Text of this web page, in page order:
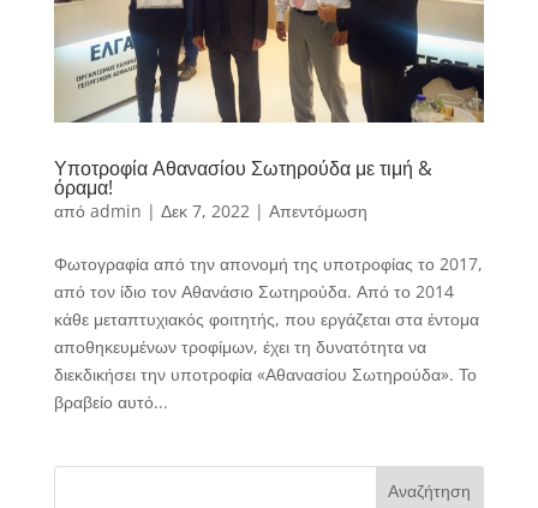
Υποτροφία Αθανασίου Σωτηρούδα με τιμή &
όραμα!
από admin | Δεκ 7, 2022 | Απεντόμωση
Φωτογραφία από την απονομή της υποτροφίας το 2017,
από τον ίδιο τον Αθανάσιο Σωτηρούδα. Από το 2014
κάθε μεταπτυχιακός φοιτητής, που εργάζεται στα έντομα
αποθηκευμένων τροφίμων, έχει τη δυνατότητα να
διεκδικήσει την υποτροφία «Αθανασίου Σωτηρούδα». Το
βραβείο αυτό...
Αναζήτηση